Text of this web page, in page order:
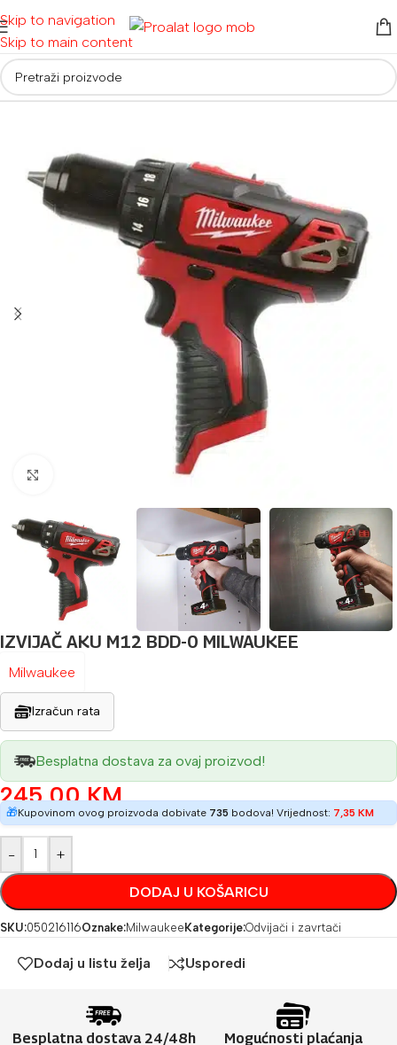
Skip to navigation
Skip to main content
Početna/ Električni alati
IZVIJAČ AKU M12 BDD-0 MILWAUKEE
Milwaukee
Izračun rata
Besplatna dostava za ovaj proizvod!
245,00KM
🎁Kupovinom ovog proizvoda dobivate 735 bodova! Vrijednost: 7,35 KM
- +
DODAJ U KOŠARICU
SKU:050216116Oznake:Milwaukee Kategorije:Odvijači i zavrtači
Dodaj u listu želja Usporedi
Besplatna dostava 24/48h Mogućnosti plaćanja